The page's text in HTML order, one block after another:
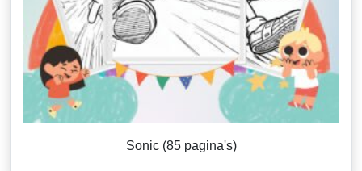
Sonic (85 pagina's)